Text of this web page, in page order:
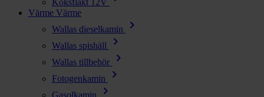
Köksfläkt 12V
Värme Värme
Wallas dieselkamin
chevron_right
Wallas spishäll chevron_right
Wallas tillbehör chevron_right
Fotogenkamin chevron_right
Gasolkamin chevron_right